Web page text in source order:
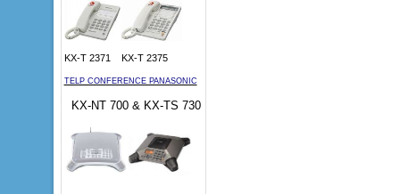
KX-T 2371 KX-T 2375
TELP CONFERENCE PANASONIC
KX-NT 700 & KX-TS 730